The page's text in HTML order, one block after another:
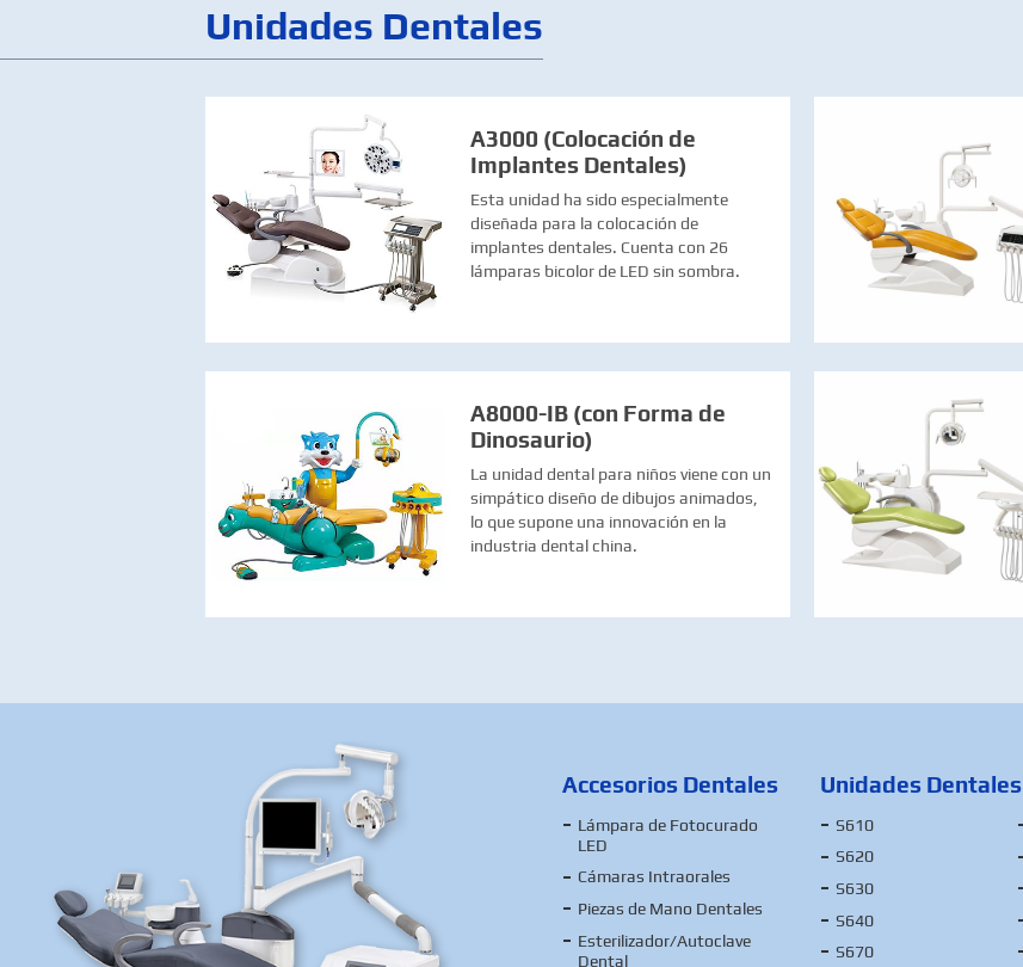
Unidades Dentales
A3000 (Colocación de
Implantes Dentales)
Esta unidad ha sido especialmente
diseñada para la colocación de
implantes dentales. Cuenta con 26
lámparas bicolor de LED sin sombra.
A8000-IB (con Forma de
Dinosaurio)
La unidad dental para niños viene con un
simpático diseño de dibujos animados,
lo que supone una innovación en la
industria dental china.
Accesorios Dentales
Lámpara de Fotocurado
LED
Cámaras Intraorales
Piezas de Mano Dentales
Esterilizador/Autoclave
Dental
Unidades Dentales
S610
S620
S630
S640
S670